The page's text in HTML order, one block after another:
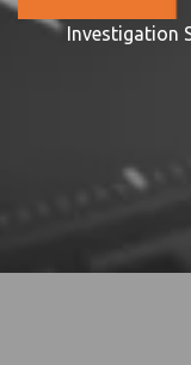
Investigation